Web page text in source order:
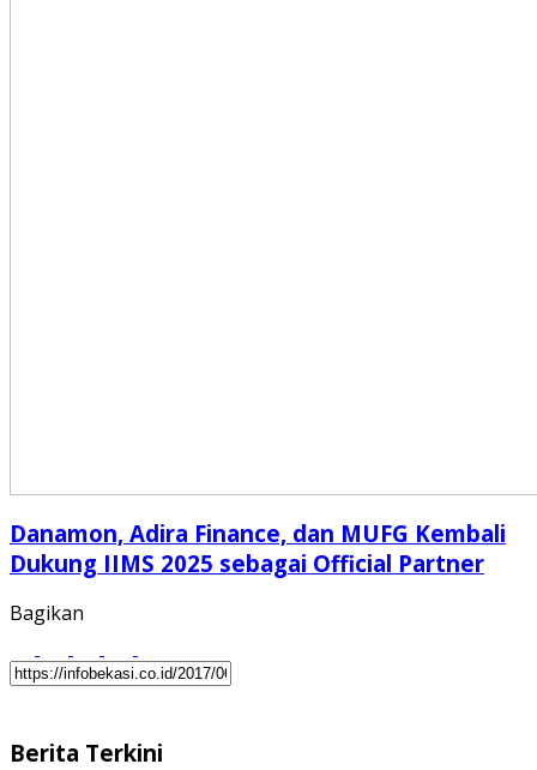
Danamon, Adira Finance, dan MUFG Kembali
Dukung IIMS 2025 sebagai Official Partner
Bagikan
Berita Terkini